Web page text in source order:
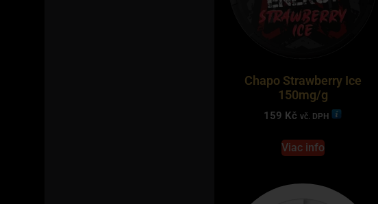
Chapo Strawberry Ice
150mg/g
159 Kč vč. DPH
Viac info